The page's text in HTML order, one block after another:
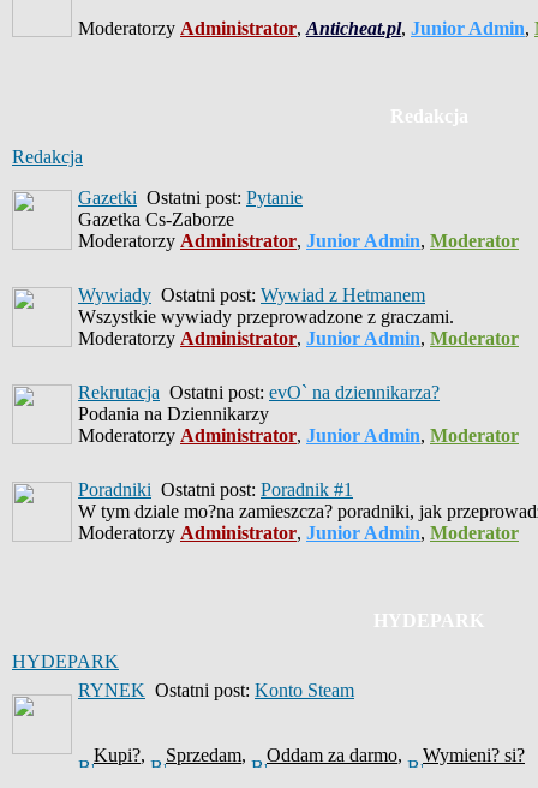
Moderatorzy Administrator, Anticheat.pl, Junior Admin,
Redakcja
Redakcja
Gazetki Ostatni post: Pytanie
Gazetka Cs-Zaborze
Moderatorzy Administrator, Junior Admin, Moderator
Wywiady Ostatni post: Wywiad z Hetmanem
Wszystkie wywiady przeprowadzone z graczami.
Moderatorzy Administrator, Junior Admin, Moderator
Rekrutacja Ostatni post: evO` na dziennikarza?
Podania na Dziennikarzy
Moderatorzy Administrator, Junior Admin, Moderator
Poradniki Ostatni post: Poradnik #1
W tym dziale mo?na zamieszcza? poradniki, jak
Moderatorzy Administrator, Junior Admin, Moderator
HYDEPARK
HYDEPARK
RYNEK Ostatni post: Konto Steam
Kupi?, Sprzedam, Oddam za darmo, Wymieni? si?